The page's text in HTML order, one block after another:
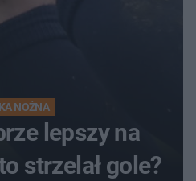
NOŻNA
lepszy na
strzelał gole?